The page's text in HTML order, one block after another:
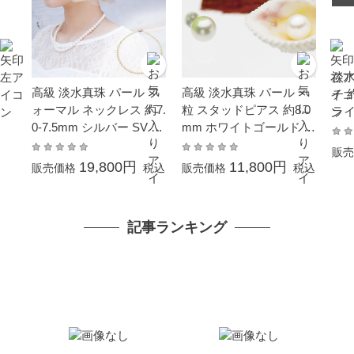
高級 淡水真珠 パール フ
ォーマル ネックレス 約7.
0-7.5mm シルバー SV 結
婚式 冠婚葬祭 成人式 卒
業式 入学式 母の日 プレ
ゼント ホワイトデーお返
販売価格 19,800円 税込
高級 淡水真珠 パール 一
粒 スタッドピアス 約8.0
mm ホワイトゴールド K
14WG 結婚式 冠婚葬祭
クリスマス Xmas プレゼ
ント 大粒 大ぶり 本真珠
販売価格 11,800円 税込
淡
チ
ラ
ト
販
記事ランキング